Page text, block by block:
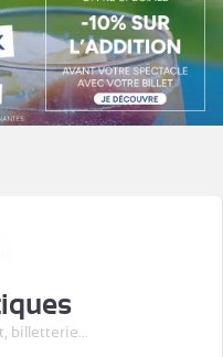
billetterie...